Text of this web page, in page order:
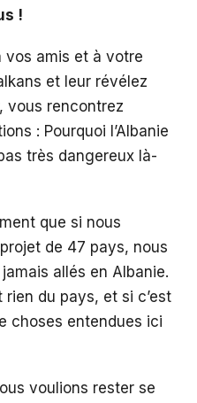
!
vos amis et à votre
et leur révélez
vous rencontrez
: Pourquoi l’Albanie
très dangereux là-
que si nous
de 47 pays, nous
allés en Albanie.
du pays, et si c’est
choses entendues ici
voulions rester se